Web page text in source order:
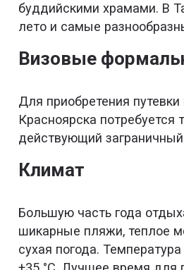
буддийскими храмами. В
лето и самые
Визовые
Для приобретения
Красноярска потребуется
действующий заграничный
Климат
Большую часть года
шикарные пляжи, теплое
сухая погода.